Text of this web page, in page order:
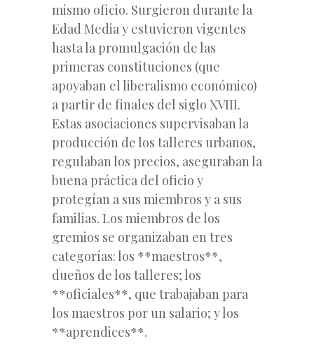
mismo oficio. Surgieron durante la
Edad Media y estuvieron vigentes
hasta la promulgación de las
primeras constituciones (que
apoyaban el liberalismo económico)
a partir de finales del siglo XVIII.
Estas asociaciones supervisaban la
producción de los talleres urbanos,
regulaban los precios, aseguraban la
buena práctica del oficio y
protegían a sus miembros y a sus
familias. Los miembros de los
gremios se organizaban en tres
categorías: los **maestros**,
dueños de los talleres; los
**oficiales**, que trabajaban para
los maestros por un salario; y los
**aprendices**.